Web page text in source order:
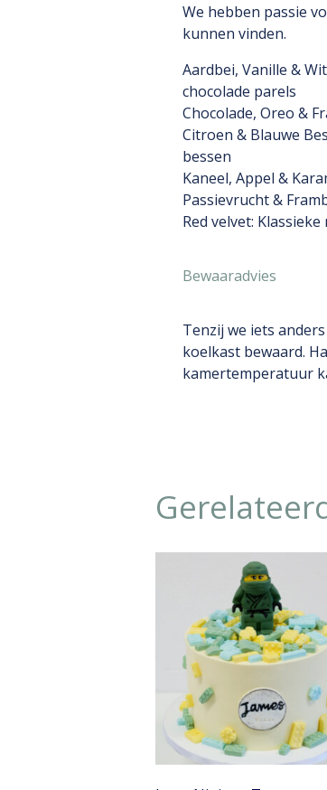
We hebben passie
kunnen vinden.
Aardbei, Vanille &
chocolade parels
Chocolade, Oreo &
Citroen & Blauwe
bessen
Kaneel, Appel &
Passievrucht &
Red velvet:
Bewaaradvies
Tenzij we iets
koelkast bewaard.
kamertemperatuur